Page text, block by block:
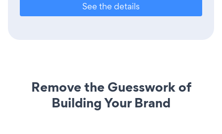
See the details
Remove the Guesswork of
Building Your Brand